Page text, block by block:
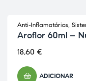
Anti-Inflamatórios,
Aroflor 60ml –
18,60 €
ADICIONAR